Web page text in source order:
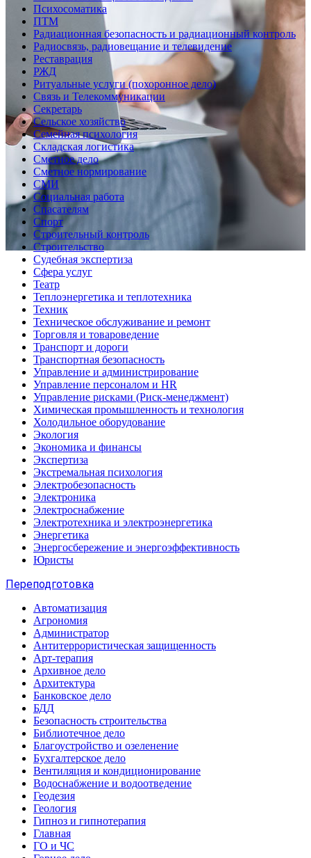
Психосоматика
ПТМ
Радиационная безопасность и радиационный контроль
Радиосвязь, радиовещание и телевидение
Реставрация
РЖД
Ритуальные услуги (похоронное дело)
Связь и Телекоммуникации
Секретарь
Сельское хозяйство
Семейная психология
Складская логистика
Сметное дело
Сметное нормирование
СМИ
Социальная работа
Спасателям
Спорт
Строительный контроль
Строительство
Судебная экспертиза
Сфера услуг
Театр
Теплоэнергетика и теплотехника
Техник
Техническое обслуживание и ремонт
Торговля и товароведение
Транспорт и дороги
Транспортная безопасность
Управление и администрирование
Управление персоналом и HR
Управление рисками (Риск-менеджмент)
Химическая промышленность и технология
Холодильное оборудование
Экология
Экономика и финансы
Экспертиза
Экстремальная психология
Электробезопасность
Электроника
Электроснабжение
Электротехника и электроэнергетика
Энергетика
Энергосбережение и энергоэффективность
Юристы
Переподготовка
Автоматизация
Агрономия
Администратор
Антитеррористическая защищенность
Арт-терапия
Архивное дело
Архитектура
Банковское дело
БДД
Безопасность строительства
Библиотечное дело
Благоустройство и озеленение
Бухгалтерское дело
Вентиляция и кондиционирование
Водоснабжение и водоотведение
Геодезия
Геология
Гипноз и гипнотерапия
Главная
ГО и ЧС